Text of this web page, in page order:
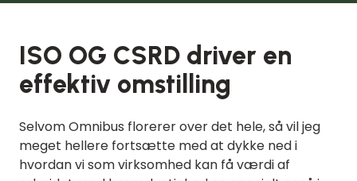
ISO OG CSRD driver en
effektiv omstilling
Selvom Omnibus florerer over det hele, så vil jeg
meget hellere fortsætte med at dykke ned i
hvordan vi som virksomhed kan få værdi af